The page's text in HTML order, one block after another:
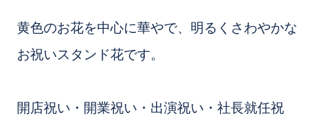
黄色のお花を中心に華やで、明るくさわやかな
お祝いスタンド花です。
開店祝い・開業祝い・出演祝い・社長就任祝